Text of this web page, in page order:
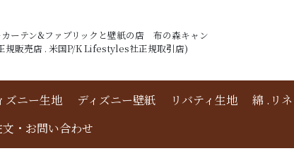
ーテン&ファブリックと壁紙の店 布の森キャン
規販売店 . 米国P/K Lifestyles社正規取引店)
ズニー生地 ディズニー壁紙 リバティ生地 綿 .リ
・お問い合わせ